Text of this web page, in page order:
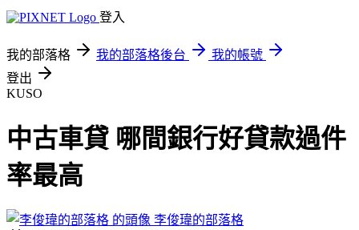
登入
我的部落格 我的部落格後台
我的帳號
登出
KUSO
中古車貸 哪間銀行好貸款過件
率最高
李俊瑋的部落格